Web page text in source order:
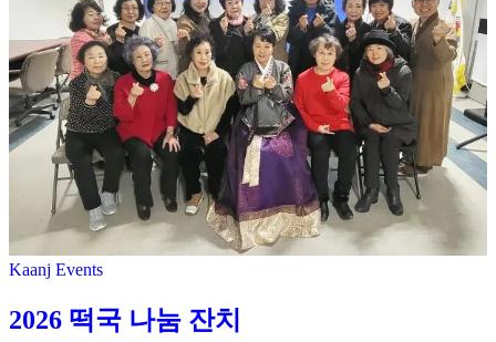
Kaanj Events
2026 떡국 나눔 잔치